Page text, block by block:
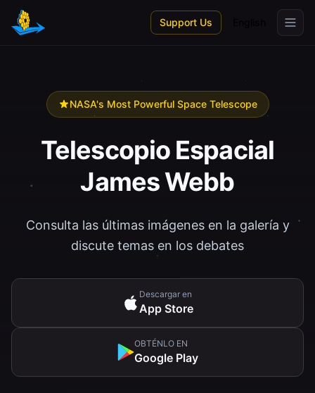
Skip to main content
Support Us
NASA's Most Powerful Space Telescope
Telescopio Espacial
James Webb
Consulta las últimas imágenes en la galería y
discute temas en los debates
Descargar en
App Store
OBTÉNLO EN
Google Play